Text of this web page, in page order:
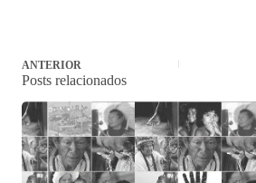
ANTERIOR
Posts relacionados